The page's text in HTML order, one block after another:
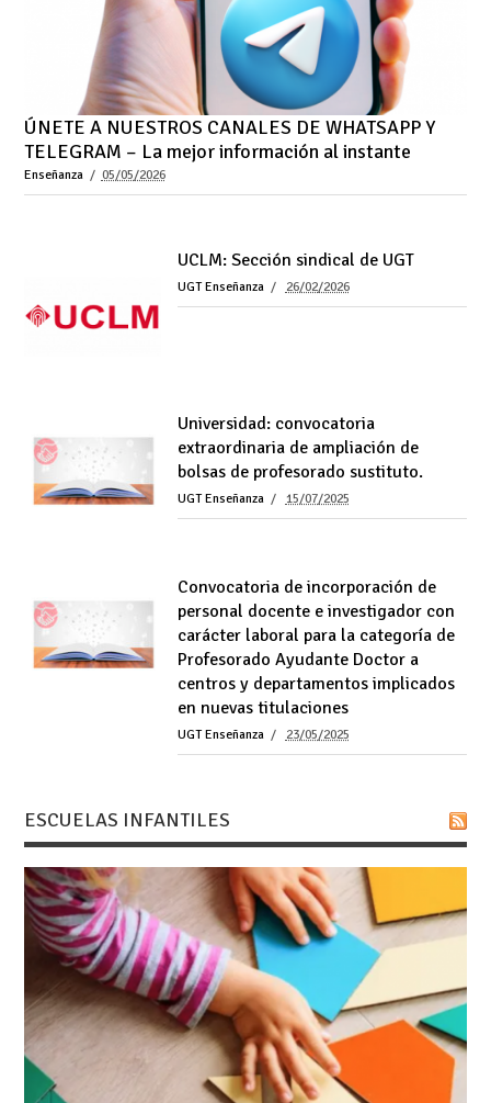
ÚNETE A NUESTROS CANALES DE WHATSAPP Y
TELEGRAM – La mejor información al instante
Enseñanza 05/05/2026
UCLM: Sección sindical de UGT
UGT Enseñanza 26/02/2026
Universidad: convocatoria
extraordinaria de ampliación de
bolsas de profesorado sustituto.
UGT Enseñanza 15/07/2025
Convocatoria de incorporación de
personal docente e investigador con
carácter laboral para la categoría de
Profesorado Ayudante Doctor a
centros y departamentos implicados
en nuevas titulaciones
UGT Enseñanza 23/05/2025
ESCUELAS INFANTILES